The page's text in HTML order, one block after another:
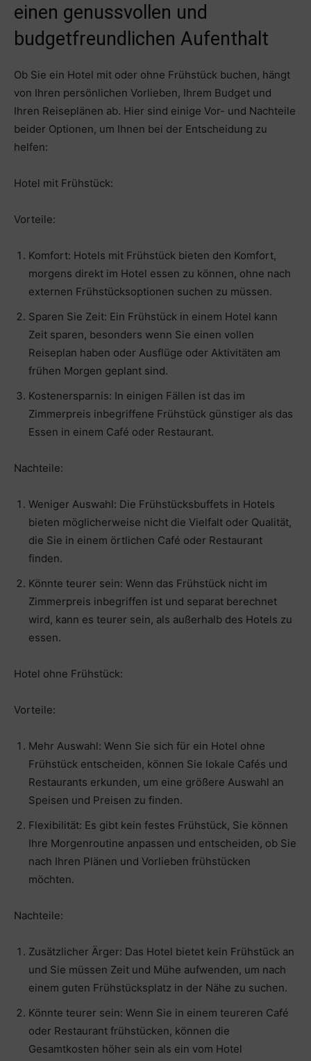
einen genussvollen und
budgetfreundlichen Aufenthalt
Ob Sie ein Hotel mit oder ohne Frühstück buchen, hängt
von Ihren persönlichen Vorlieben, Ihrem Budget und
Ihren Reiseplänen ab. Hier sind einige Vor- und Nachteile
beider Optionen, um Ihnen bei der Entscheidung zu
helfen:
Hotel mit Frühstück:
Vorteile:
Komfort: Hotels mit Frühstück bieten den Komfort,
morgens direkt im Hotel essen zu können, ohne nach
externen Frühstücksoptionen suchen zu müssen.
Sparen Sie Zeit: Ein Frühstück in einem Hotel kann
Zeit sparen, besonders wenn Sie einen vollen
Reiseplan haben oder Ausflüge oder Aktivitäten am
frühen Morgen geplant sind.
Kostenersparnis: In einigen Fällen ist das im
Zimmerpreis inbegriffene Frühstück günstiger als das
Essen in einem Café oder Restaurant.
Nachteile:
Weniger Auswahl: Die Frühstücksbuffets in Hotels
bieten möglicherweise nicht die Vielfalt oder Qualität,
die Sie in einem örtlichen Café oder Restaurant
finden.
Könnte teurer sein: Wenn das Frühstück nicht im
Zimmerpreis inbegriffen ist und separat berechnet
wird, kann es teurer sein, als außerhalb des Hotels zu
essen.
Hotel ohne Frühstück:
Vorteile:
Mehr Auswahl: Wenn Sie sich für ein Hotel ohne
Frühstück entscheiden, können Sie lokale Cafés und
Restaurants erkunden, um eine größere Auswahl an
Speisen und Preisen zu finden.
Flexibilität: Es gibt kein festes Frühstück, Sie können
Ihre Morgenroutine anpassen und entscheiden, ob Sie
nach Ihren Plänen und Vorlieben frühstücken
möchten.
Nachteile:
Zusätzlicher Ärger: Das Hotel bietet kein Frühstück an
und Sie müssen Zeit und Mühe aufwenden, um nach
einem guten Frühstücksplatz in der Nähe zu suchen.
Könnte teurer sein: Wenn Sie in einem teureren Café
oder Restaurant frühstücken, können die
Gesamtkosten höher sein als ein vom Hotel